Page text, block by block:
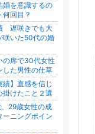
婚を意識するの
何回目？
遅咲きでも大
咲いた50代の婚
の席で30代女性
した男性の仕草
績】直感を信じ
掛けたこと２選
29歳女性の成
ーニングポイン